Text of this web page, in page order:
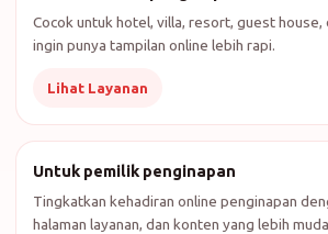
Cocok untuk hotel, villa, resort, guest house,
ingin punya tampilan online lebih rapi.
Lihat Layanan
Untuk pemilik penginapan
Tingkatkan kehadiran online penginapan
halaman layanan, dan konten yang lebih